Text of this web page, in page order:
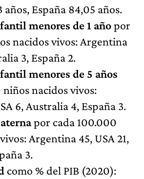
años, España 84,05 años.
menores de 1 añopor
nacidos vivos: Argentina
3, España 2.
menores de 5 años
nacidos vivos:
6, Australia 4, España 3.
por cada 100.000
Argentina 45, USA 21,
3.
como % del PIB (2020):